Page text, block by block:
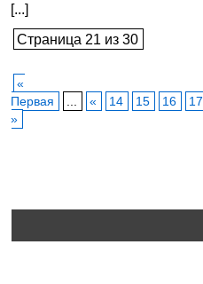
[...]
Страница 21 из 30
«
Первая
« 14 15 16 17
»